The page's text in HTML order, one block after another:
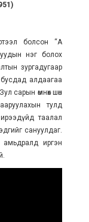
болсон “A
нэг болох
зургадугаар
алдаагаа
сарын өмнөх шөнө
тулд
ирээдүйд таалал
сануулдаг.
иргэн